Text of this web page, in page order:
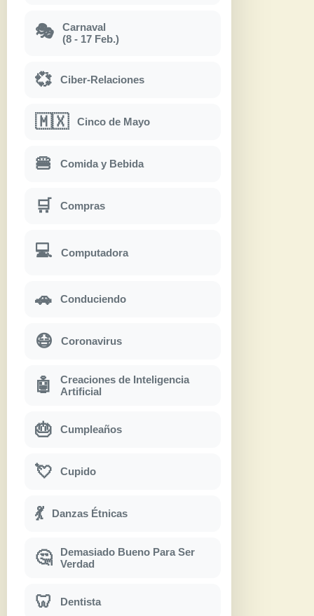
🎭
Carnaval
(8 - 17 Feb.)
💞 Ciber-Relaciones
🇲🇽 Cinco de Mayo
🍔 Comida y Bebida
🛒 Compras
💻 Computadora
🚗 Conduciendo
😷 Coronavirus
🤖
Creaciones de Inteligencia
Artificial
🎂 Cumpleaños
💘 Cupido
💃 Danzas Étnicas
🤔
Demasiado Bueno Para Ser
Verdad
🦷 Dentista